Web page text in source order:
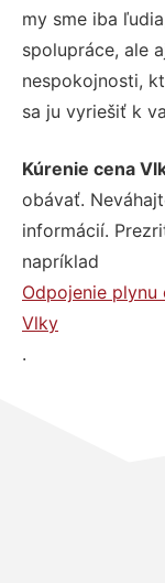
my sme iba
spolupráce, ale
nespokojnosti,
sa ju vyriešiť k
Kúrenie cena
obávať.
informácií.
napríklad
Odpojenie plynu
Vlky
.